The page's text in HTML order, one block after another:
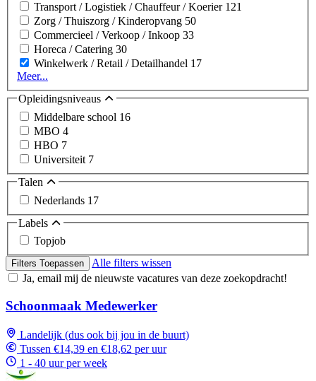
Transport / Logistiek / Chauffeur / Koerier 121
Zorg / Thuiszorg / Kinderopvang 50
Commercieel / Verkoop / Inkoop 33
Horeca / Catering 30
Winkelwerk / Retail / Detailhandel 17
Meer...
Opleidingsniveaus
Middelbare school 16
MBO 4
HBO 7
Universiteit 7
Talen
Nederlands 17
Labels
Topjob
Filters Toepassen
Alle filters wissen
Ja, email mij de nieuwste vacatures van deze zoekopdracht!
Schoonmaak Medewerker
Landelijk (dus ook bij jou in de buurt)
Tussen €14,39 en €18,62 per uur
1 - 40 uur per week